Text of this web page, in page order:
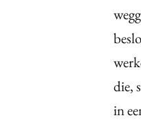
die,
in